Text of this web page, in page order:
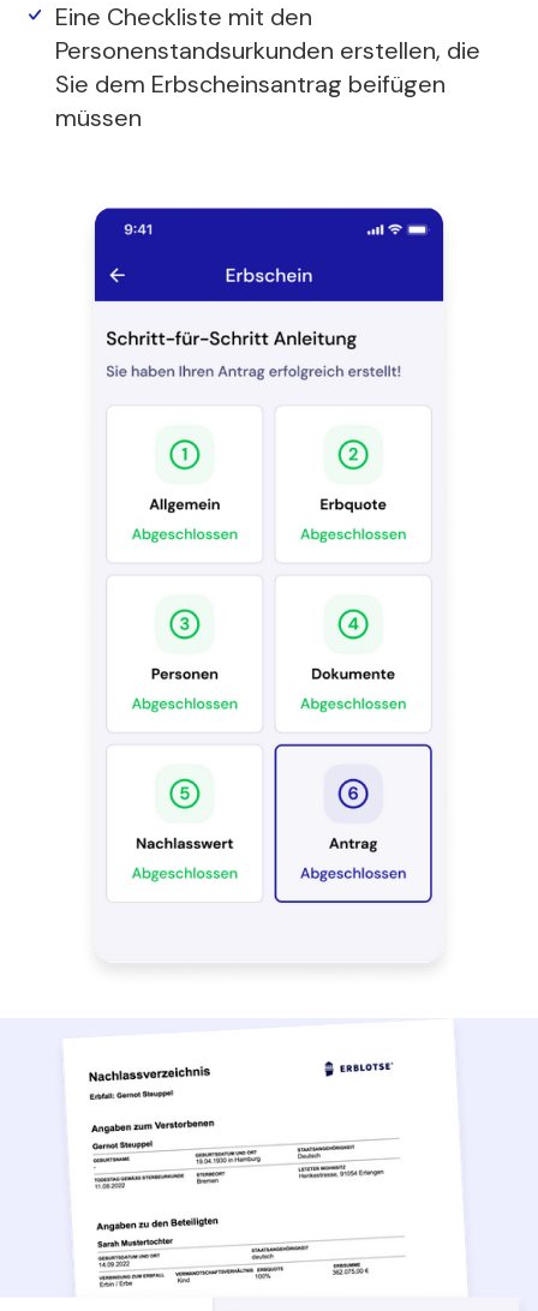
Eine Checkliste mit den
Personenstandsurkunden erstellen, die
Sie dem Erbscheinsantrag beifügen
müssen